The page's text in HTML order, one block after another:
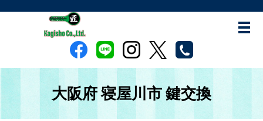
大阪府 寝屋川市 鍵交換